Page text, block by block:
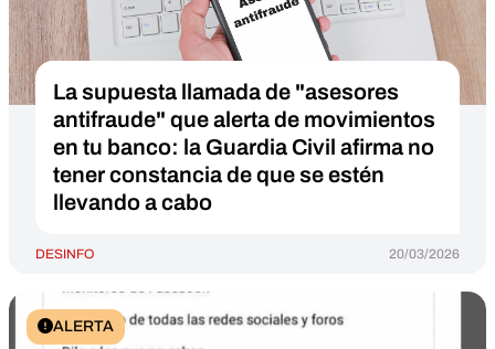
La supuesta llamada de "asesores
antifraude" que alerta de movimientos
en tu banco: la Guardia Civil afirma no
tener constancia de que se estén
llevando a cabo
DESINFO 20/03/2026
ALERTA